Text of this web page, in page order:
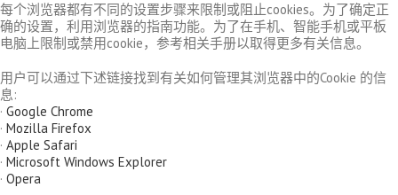
每个浏览器都有不同的设置步骤来限制或阻止cookies。为了确定正
确的设置，利用浏览器的指南功能。为了在手机、智能手机或平板
电脑上限制或禁用cookie，参考相关手册以取得更多有关信息。
用户可以通过下述链接找到有关如何管理其浏览器中的Cookie 的信
息:
· Google Chrome
· Mozilla Firefox
· Apple Safari
· Microsoft Windows Explorer
· Opera